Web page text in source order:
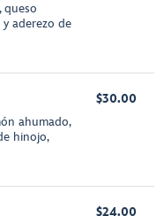
queso
aderezo de
ahumado,
hinojo,
$30.00
$24.00